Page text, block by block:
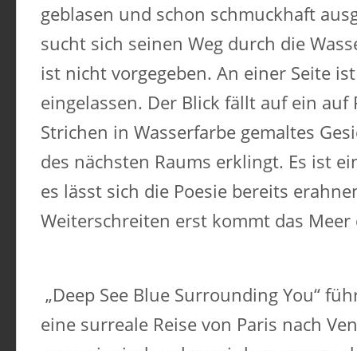
geblasen und schon schmuckhaft
sucht sich seinen Weg durch die
ist nicht vorgegeben. An einer Seite
eingelassen. Der Blick fällt auf ein auf
Strichen in Wasserfarbe gemaltes
des nächsten Raums erklingt. Es ist
es lässt sich die Poesie bereits
Weiterschreiten erst kommt das
„Deep See Blue Surrounding You“
eine surreale Reise von Paris nach